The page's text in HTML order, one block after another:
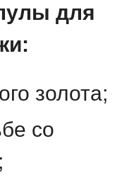
для
золота;
со